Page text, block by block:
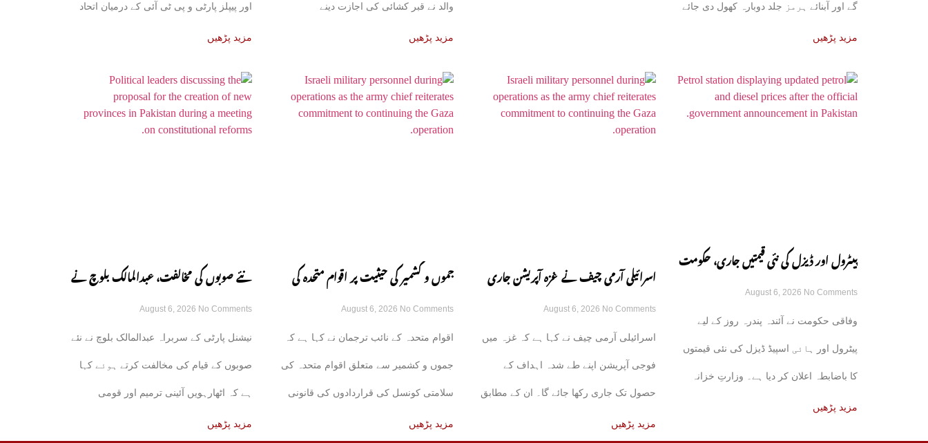
گے اور آبنائے ہرمز جلد دوبارہ کھول دی جائے
مزید پڑھیں
والد نے قبر کشائی کی اجازت دینے
مزید پڑھیں
اور پیپلز پارٹی و پی ٹی آئی کے درمیان اتحاد
مزید پڑھیں
پیٹرول اور ڈیزل کی نئی قیمتیں جاری، حکومت
کا باضابطہ اعلانAugust 6, 2026 No Comments
وفاقی حکومت نے آئندہ پندرہ روز کے لیے
پیٹرول اور ہائی اسپیڈ ڈیزل کی نئی قیمتوں
کا باضابطہ اعلان کر دیا ہے۔ وزارتِ خزانہ
مزید پڑھیں
اسرائیلی آرمی چیف نے غزہ آپریشن جاری
رکھنے کے عزم کا اظہار کر دیا
August 6, 2026 No Comments
اسرائیلی آرمی چیف نے کہا ہے کہ غزہ میں
فوجی آپریشن اپنے طے شدہ اہداف کے
حصول تک جاری رکھا جائے گا۔ ان کے مطابق
مزید پڑھیں
جموں و کشمیر کی حیثیت پر اقوام متحدہ کی
قراردادوں کی قانونی حیثیت تبدیل نہیں ہوئی:
نائب ترجمان یو این
August 6, 2026 No Comments
اقوام متحدہ کے نائب ترجمان نے کہا ہے کہ
جموں و کشمیر سے متعلق اقوام متحدہ کی
سلامتی کونسل کی قراردادوں کی قانونی
حیثیت میں
مزید پڑھیں
نئے صوبوں کی مخالفت، عبدالمالک بلوچ نے
اٹھارہویں ترمیم پر دوٹوک مؤقف اختیار کر
August 6, 2026 No Comments
نیشنل پارٹی کے سربراہ عبدالمالک بلوچ نے نئے
صوبوں کے قیام کی مخالفت کرتے ہوئے کہا
ہے کہ اٹھارہویں آئینی ترمیم اور قومی
مالیاتی کمیشن
مزید پڑھیں